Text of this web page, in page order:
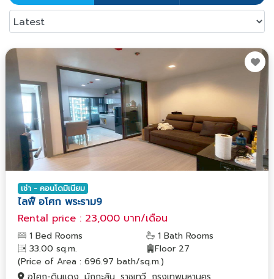
เช่า - คอนโดมิเนียม
ไลฟื อโศก พระราม9
Rental price : 23,000 บาท/เดือน
1 Bed Rooms
1 Bath Rooms
33.00 sq.m.
Floor 27
(Price of Area : 696.97 bath/sq.m.)